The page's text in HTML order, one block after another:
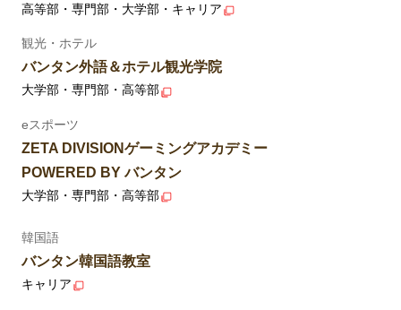
高等部・専門部・大学部・キャリア
観光・ホテル
バンタン外語＆ホテル観光学院
大学部・専門部・高等部
eスポーツ
ZETA DIVISIONゲーミングアカデミー
POWERED BY バンタン
大学部・専門部・高等部
韓国語
バンタン韓国語教室
キャリア